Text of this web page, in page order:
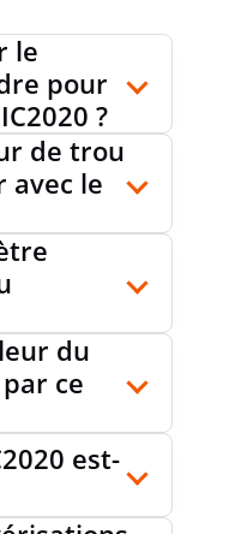
le
pour
?
de trou
avec le
du
ce
est-